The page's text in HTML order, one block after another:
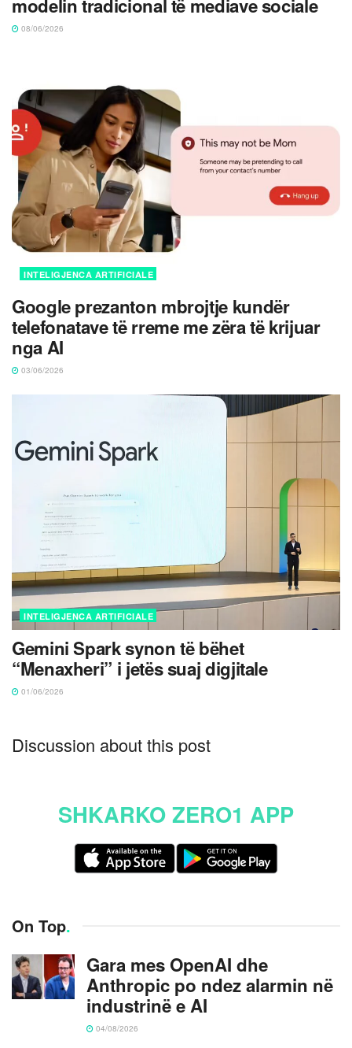
modelin tradicional të mediave sociale
08/06/2026
INTELIGJENCA ARTIFICIALE
Google prezanton mbrojtje kundër
telefonatave të rreme me zëra të krijuar
nga AI
03/06/2026
INTELIGJENCA ARTIFICIALE
Gemini Spark synon të bëhet
“Menaxheri” i jetës suaj digjitale
01/06/2026
Discussion about this post
SHKARKO ZERO1 APP
On Top.
Gara mes OpenAI dhe
Anthropic po ndez alarmin në
industrinë e AI
04/08/2026